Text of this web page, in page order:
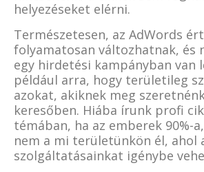
helyezéseket elérni.
Természetesen, az AdWords
folyamatosan változhatnak, és
egy hirdetési kampányban van
például arra, hogy területileg
azokat, akiknek meg
keresőben. Hiába írunk profi
témában, ha az emberek 90%-
nem a mi területünkön él, ahol
szolgáltatásainkat igénybe